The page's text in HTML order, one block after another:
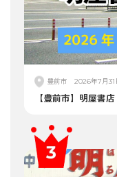
豊前市 2026年7月31
【豊前市】明屋